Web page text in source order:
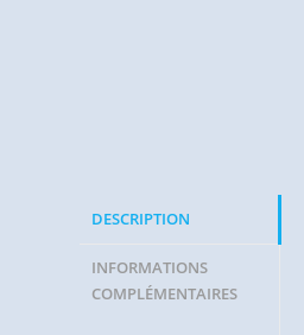
DESCRIPTION
INFORMATIONS
COMPLÉMENTAIRES